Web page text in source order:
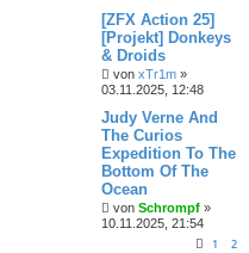
[ZFX Action 25]
[Projekt] Donkeys
& Droids
von xTr1m »
03.11.2025, 12:48
Judy Verne And
The Curios
Expedition To The
Bottom Of The
Ocean
von Schrompf »
10.11.2025, 21:54
1 2